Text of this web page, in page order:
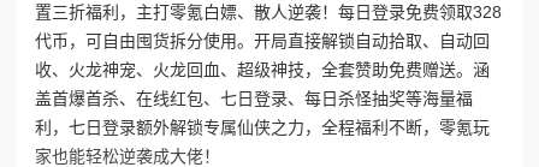
置三折福利，主打零氪白嫖、散人逆袭！每日登录免费领取328
代币，可自由囤货拆分使用。开局直接解锁自动拾取、自动回
收、火龙神宠、火龙回血、超级神技，全套赞助免费赠送。涵
盖首爆首杀、在线红包、七日登录、每日杀怪抽奖等海量福
利，七日登录额外解锁专属仙侠之力，全程福利不断，零氪玩
家也能轻松逆袭成大佬！